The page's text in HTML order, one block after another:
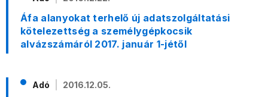
Áfa alanyokat terhelő új adatszolgáltatási
kötelezettség a személygépkocsik
alvázszámáról 2017. január 1-jétől
Adó 2016.12.05.